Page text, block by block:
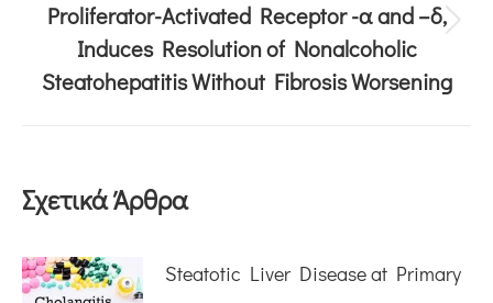
Proliferator-Activated Receptor -α and –δ,
Induces Resolution of Nonalcoholic
Steatohepatitis Without Fibrosis Worsening
Σχετικά Άρθρα
Steatotic Liver Disease at Primary